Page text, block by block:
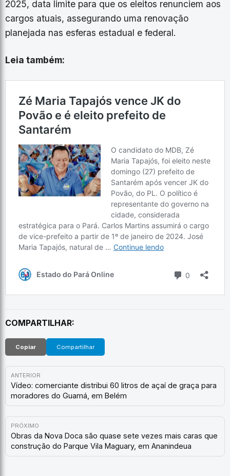
2025, data limite para que os eleitos renunciem aos
cargos atuais, assegurando uma renovação
planejada nas esferas estadual e federal.
Leia também:
COMPARTILHAR:
Copiar Compartilhar
ANTERIOR
Vídeo: comerciante distribui 60 litros de açaí de graça para
moradores do Guamá, em Belém
PRÓXIMO
Obras da Nova Doca são quase sete vezes mais caras que
construção do Parque Vila Maguary, em Ananindeua